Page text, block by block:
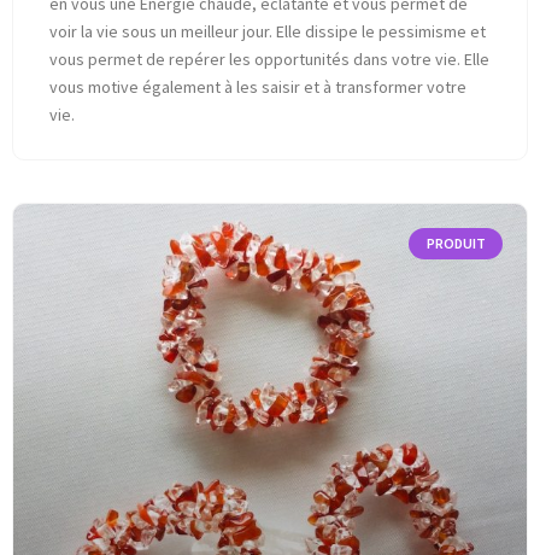
voir la vie sous un meilleur jour. Elle dissipe le pessimisme et
vous permet de repérer les opportunités dans votre vie. Elle
vous motive également à les saisir et à transformer votre
vie.